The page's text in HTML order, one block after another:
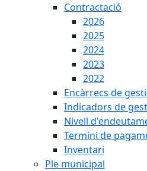
Contractació
2026
2025
2024
2023
2022
Encàrrecs de
Indicadors de
Nivell
Termini de
Inventari
Ple municipal